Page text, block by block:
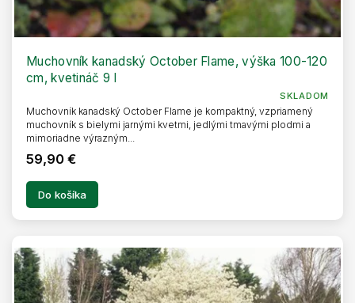
Muchovník kanadský October Flame, výška 100-120
cm, kvetináč 9 l
SKLADOM
59,90 €
Do košíka
Muchovník kanadský October Flame je kompaktný, vzpriamený
muchovník s bielymi jarnými kvetmi, jedlými tmavými plodmi a
mimoriadne výrazným...